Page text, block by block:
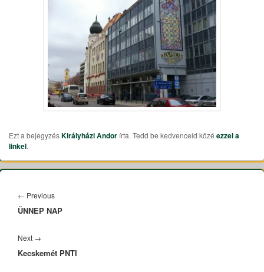
Ezt a bejegyzésKirályházi Andor írta. Tedd be kedvenceid közé ezzel a
linkel.
navigáció
← Previous
post:
ÜNNEP NAP
Next →
post:
Kecskemét PNTI